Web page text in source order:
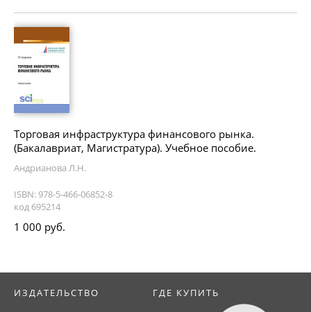
Торговая инфраструктура финансового рынка.
(Бакалавриат, Магистратура). Учебное пособие.
Андрианова Л.Н.
ISBN: 978-5-466-06852-8
код 695214
1 000 руб.
ИЗДАТЕЛЬСТВО ГДЕ КУПИТЬ